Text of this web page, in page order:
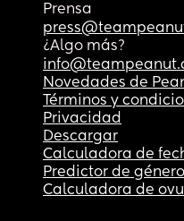
Prensa
¿Algo más?
Novedades de
Términos y
Privacidad
Descargar
Calculadora de
Predictor de
Calculadora de